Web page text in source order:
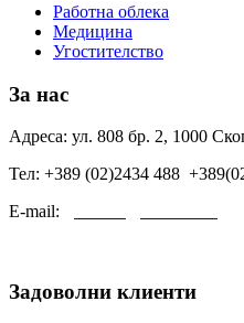
Работна облека
Медицина
Угостителство
За нас
Адреса: ул. 808 бр. 2, 1000
Тел: +389 (02)2434 488
E-mail:
Задоволни клиенти